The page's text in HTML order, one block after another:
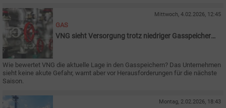
Mittwoch, 4.02.2026, 12:45
GAS
VNG sieht Versorgung trotz niedriger Gasspeicher
Wie bewertet VNG die aktuelle Lage in den Gasspeichern? Das Unternehmen
sieht keine akute Gefahr, warnt aber vor Herausforderungen für die nächste
Saison.
Montag, 2.02.2026, 18:43